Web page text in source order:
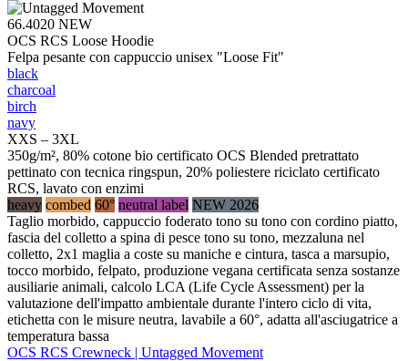
66.4020 NEW
OCS RCS Loose Hoodie
Felpa pesante con cappuccio unisex "Loose Fit"
black
charcoal
birch
navy
XXS – 3XL
350g/m², 80% cotone bio certificato OCS Blended pretrattato
pettinato con tecnica ringspun, 20% poliestere riciclato certificato
RCS, lavato con enzimi
heavy combed 60° neutral label NEW 2026
Taglio morbido, cappuccio foderato tono su tono con cordino piatto,
fascia del colletto a spina di pesce tono su tono, mezzaluna nel
colletto, 2x1 maglia a coste su maniche e cintura, tasca a marsupio,
tocco morbido, felpato, produzione vegana certificata senza sostanze
ausiliarie animali, calcolo LCA (Life Cycle Assessment) per la
valutazione dell'impatto ambientale durante l'intero ciclo di vita,
etichetta con le misure neutra, lavabile a 60°, adatta all'asciugatrice a
temperatura bassa
OCS RCS Crewneck | Untagged Movement